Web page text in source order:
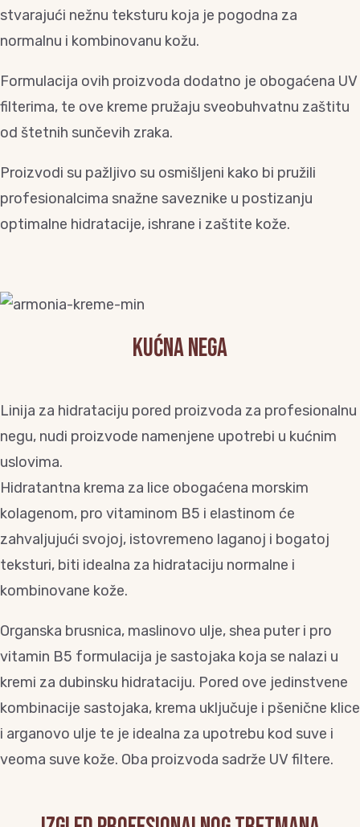
stvarajući nežnu teksturu koja je pogodna za
normalnu i kombinovanu kožu.
Formulacija ovih proizvoda dodatno je obogaćena UV
filterima, te ove kreme pružaju sveobuhvatnu zaštitu
od štetnih sunčevih zraka.
Proizvodi su pažljivo su osmišljeni kako bi pružili
profesionalcima snažne saveznike u postizanju
optimalne hidratacije, ishrane i zaštite kože.
Kućna nega
Linija za hidrataciju pored proizvoda za profesionalnu
negu, nudi proizvode namenjene upotrebi u kućnim
uslovima.
Hidratantna krema za lice obogaćena morskim
kolagenom, pro vitaminom B5 i elastinom će
zahvaljujući svojoj, istovremeno laganoj i bogatoj
teksturi, biti idealna za hidrataciju normalne i
kombinovane kože.
Organska brusnica, maslinovo ulje, shea puter i pro
vitamin B5 formulacija je sastojaka koja se nalazi u
kremi za dubinsku hidrataciju. Pored ove jedinstvene
kombinacije sastojaka, krema uključuje i pšenične klice
i arganovo ulje te je idealna za upotrebu kod suve i
veoma suve kože. Oba proizvoda sadrže UV filtere.